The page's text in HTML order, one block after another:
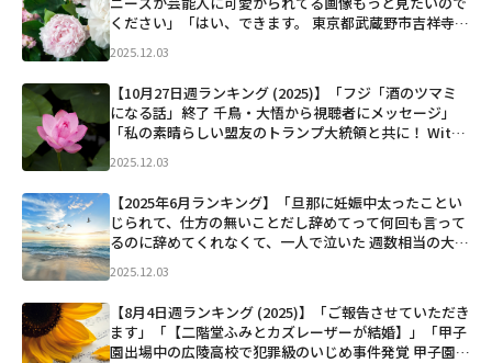
ください」「はい、できます。 東京都武蔵野市吉祥寺本
前だと思われます。」「本日、自由民主党総裁の職...」
など
2025.12.03
【10月27日週ランキング (2025)】「フジ「酒のツマミ
になる話」終了 千鳥・大悟から視聴者にメッセージ」
「私の素晴らしい盟友のトランプ大統領と共に！ With
p!」「ロ...」など
2025.12.03
【2025年6月ランキング】「旦那に妊娠中太ったことい
じられて、仕方の無いことだし辞めてって何回も言って
るのに辞めてくれなくて、一人で泣いた 週数相当の大き
たけど「パートナーが大きくなっていくのこんなきつ
い...」など
2025.12.03
【8月4日週ランキング (2025)】「ご報告させていただき
ます」「【二階堂ふみとカズレーザーが結婚】」「甲子
園出場中の広陵高校で犯罪級のいじめ事件発覚 甲子園出